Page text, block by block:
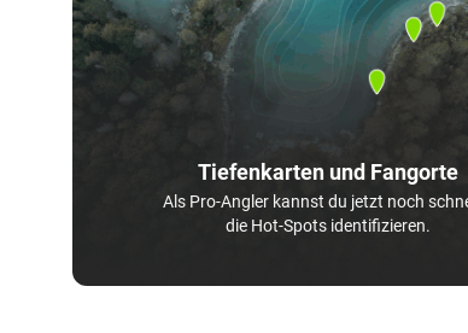
Tiefenkarten und Fangorte
Als Pro-Angler kannst du jetzt noch
die Hot-Spots identifizieren.